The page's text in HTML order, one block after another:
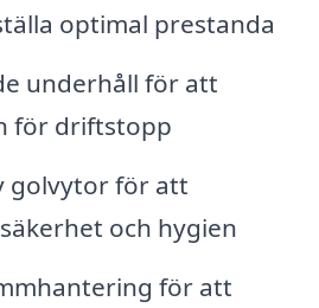
optimal prestanda
underhåll för att
för driftstopp
golvytor för att
och hygien
för att